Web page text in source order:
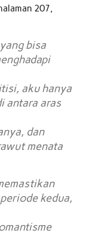
207,
bisa
aku hanya
antara aras
dan
menata
kedua,